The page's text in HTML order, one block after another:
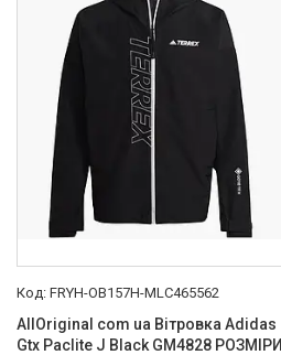
FRYH-OB157H-MLC465562
AllOriginal com ua Вітровка Adidas
Gtx Paclite J Black GM4828 РОЗМІРИ